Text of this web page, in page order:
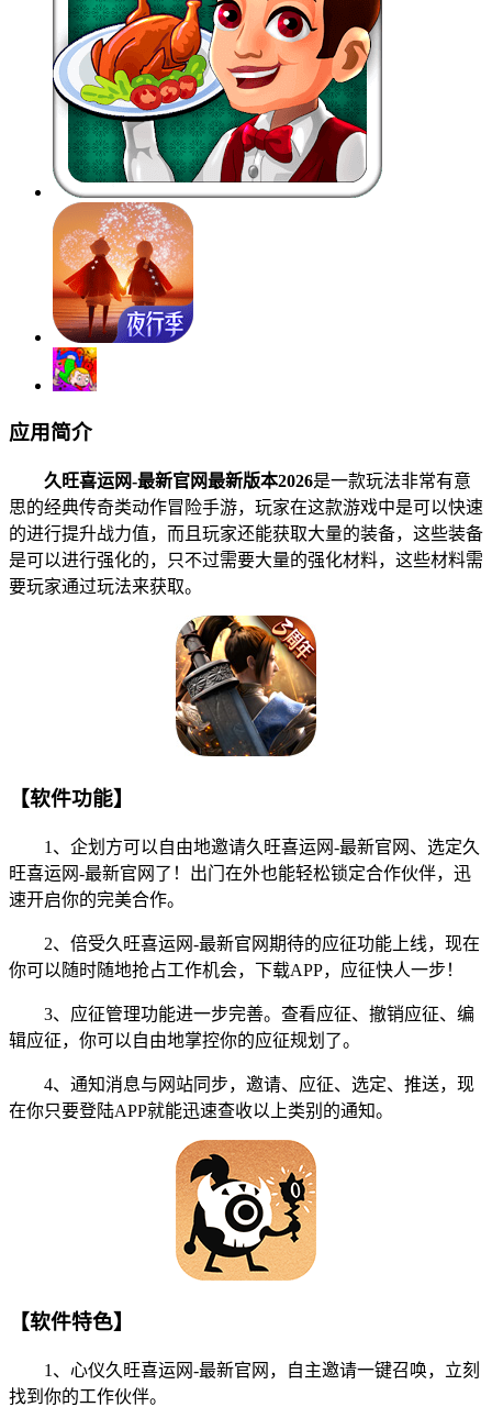
应用简介
久旺喜运网-最新官网最新版本2026是一款玩法非常有意
思的经典传奇类动作冒险手游，玩家在这款游戏中是可以快速
的进行提升战力值，而且玩家还能获取大量的装备，这些装备
是可以进行强化的，只不过需要大量的强化材料，这些材料需
要玩家通过玩法来获取。
【软件功能】
1、企划方可以自由地邀请久旺喜运网-最新官网、选定久
旺喜运网-最新官网了！出门在外也能轻松锁定合作伙伴，迅
速开启你的完美合作。
2、倍受久旺喜运网-最新官网期待的应征功能上线，现在
你可以随时随地抢占工作机会，下载APP，应征快人一步！
3、应征管理功能进一步完善。查看应征、撤销应征、编
辑应征，你可以自由地掌控你的应征规划了。
4、通知消息与网站同步，邀请、应征、选定、推送，现
在你只要登陆APP就能迅速查收以上类别的通知。
【软件特色】
1、心仪久旺喜运网-最新官网，自主邀请一键召唤，立刻
找到你的工作伙伴。